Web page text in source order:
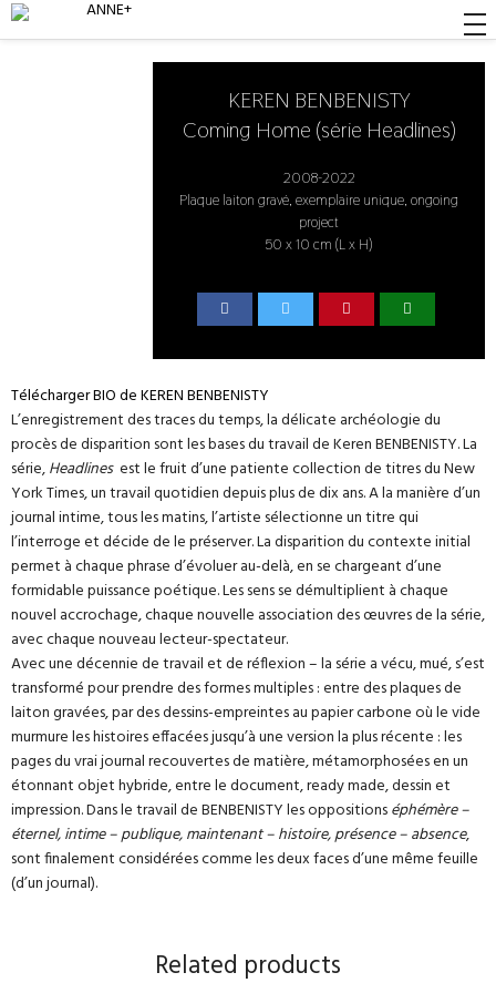
KEREN BENBENISTY
Coming Home (série Headlines)
2008-2022
Plaque laiton gravé, exemplaire unique, ongoing
project
50 x 10 cm (L x H)
Télécharger BIO de KEREN BENBENISTY
L’enregistrement des traces du temps, la délicate archéologie du
procès de disparition sont les bases du travail de Keren BENBENISTY. La
série,Headlinesest le fruit d’une patiente collection de titres du New
York Times, un travail quotidien depuis plus de dix ans. A la manière d’un
journal intime, tous les matins, l’artiste sélectionne un titre qui
l’interroge et décide de le préserver. La disparition du contexte initial
permet à chaque phrase d’évoluer au-delà, en se chargeant d’une
formidable puissance poétique. Les sens se démultiplient à chaque
nouvel accrochage, chaque nouvelle association des œuvres de la série,
avec chaque nouveau lecteur-spectateur.
Avec une décennie de travail et de réflexion – la série a vécu, mué, s’est
transformé pour prendre des formes multiples : entre des plaques de
laiton gravées, par des dessins-empreintes au papier carbone où le vide
murmure les histoires effacées jusqu’à une version la plus récente : les
pages du vrai journal recouvertes de matière, métamorphosées en un
étonnant objet hybride, entre le document, ready made, dessin et
impression. Dans le travail de BENBENISTY les oppositionséphémère –
éternel, intime – publique, maintenant – histoire, présence – absence,
sont finalement considérées comme les deux faces d’une même feuille
(d’un journal).
Related products